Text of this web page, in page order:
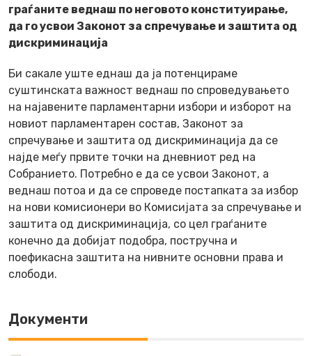
граѓаните веднаш по неговото конституирање,
да го усвои Законот за спречување и заштита од
дискриминација
Би сакале уште еднаш да ја потенцираме
суштинската важност веднаш по спроведувањето
на најавените парламентарни избори и изборот на
новиот парламентарен состав, Законот за
спречување и заштита од дискриминација да се
најде меѓу првите точки на дневниот ред на
Собранието. Потребно е да се усвои Законот, а
веднаш потоа и да се спроведе постапката за избор
на нови комисионери во Комисијата за спречување и
заштита од дискриминација, со цел граѓаните
конечно да добијат подобра, постручна и
поефикасна заштита на нивните основни права и
слободи.
Документи